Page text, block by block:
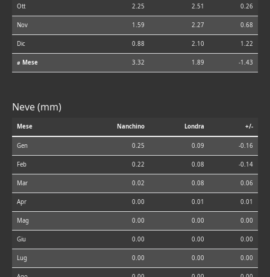
Ott 2.25 2.51 0.26
Nov 1.59 2.27 0.68
Dic 0.88 2.10 1.22
⌀ Mese 3.32 1.89 -1.43
Neve (mm)
Mese Nanchino Londra +/-
Gen 0.25 0.09 -0.16
Feb 0.22 0.08 -0.14
Mar 0.02 0.08 0.06
Apr 0.00 0.01 0.01
Mag 0.00 0.00 0.00
Giu 0.00 0.00 0.00
Lug 0.00 0.00 0.00